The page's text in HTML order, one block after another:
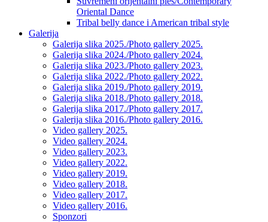
Oriental Dance
Tribal belly dance i American tribal style
Galerija
Galerija slika 2025./Photo gallery 2025.
Galerija slika 2024./Photo gallery 2024.
Galerija slika 2023./Photo gallery 2023.
Galerija slika 2022./Photo gallery 2022.
Galerija slika 2019./Photo gallery 2019.
Galerija slika 2018./Photo gallery 2018.
Galerija slika 2017./Photo gallery 2017.
Galerija slika 2016./Photo gallery 2016.
Video gallery 2025.
Video gallery 2024.
Video gallery 2023.
Video gallery 2022.
Video gallery 2019.
Video gallery 2018.
Video gallery 2017.
Video gallery 2016.
Sponzori